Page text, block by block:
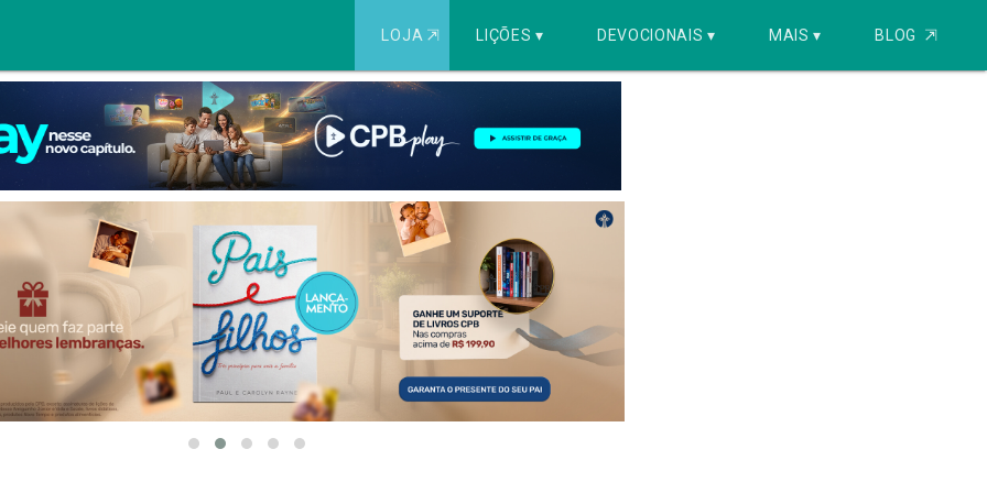
LOJA ⇱ LIÇÕES ▾ DEVOCIONAIS ▾ MAIS ▾ BLOG ⇱